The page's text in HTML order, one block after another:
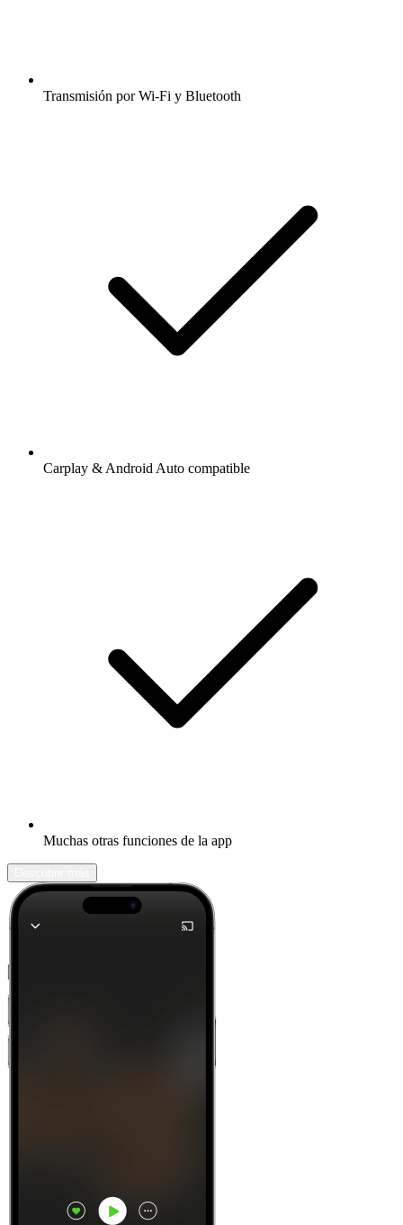
Transmisión por Wi-Fi y Bluetooth
Carplay & Android Auto compatible
Muchas otras funciones de la app